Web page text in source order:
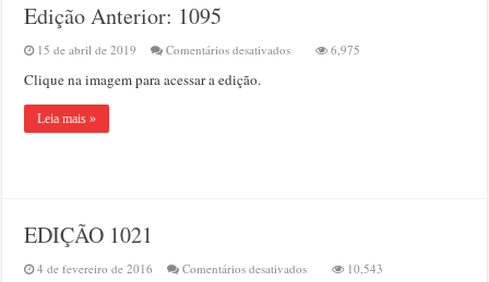
Edição Anterior: 1095
15 de abril de 2019 Comentários desativadosem
6,975
Clique na imagem para acessar a edição.
Leia mais »
EDIÇÃO 1021
4 de fevereiro de 2016 Comentários desativadosem
10,543